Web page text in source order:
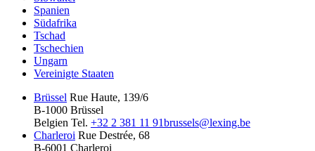
Spanien
Südafrika
Tschad
Tschechien
Ungarn
Vereinigte Staaten
Brüssel Rue Haute, 139/6
B-1000 Brüssel
Belgien Tel. +32 2 381 11 91brussels@lexing.be
Charleroi Rue Destrée, 68
B-6001 Charleroi